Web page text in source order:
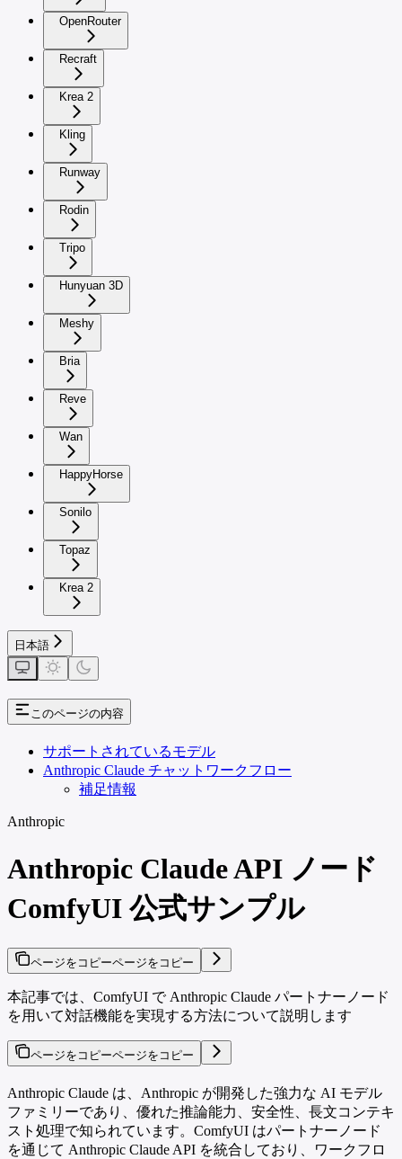
OpenRouter
Recraft
Krea 2
Kling
Runway
Rodin
Tripo
Hunyuan 3D
Meshy
Bria
Reve
Wan
HappyHorse
Sonilo
Topaz
Krea 2
日本語
このページの内容
サポートされているモデル
Anthropic Claude チャットワークフロー
補足情報
Anthropic
Anthropic Claude API ノード
ComfyUI 公式サンプル
ページをコピーページをコピー
本記事では、ComfyUI で Anthropic Claude パートナーノード
を用いて対話機能を実現する方法について説明します
ページをコピーページをコピー
Anthropic Claude は、Anthropic が開発した強力な AI モデル
ファミリーであり、優れた推論能力、安全性、長文コンテキ
スト処理で知られています。ComfyUI はパートナーノード
を通じて Anthropic Claude API を統合しており、ワークフロ